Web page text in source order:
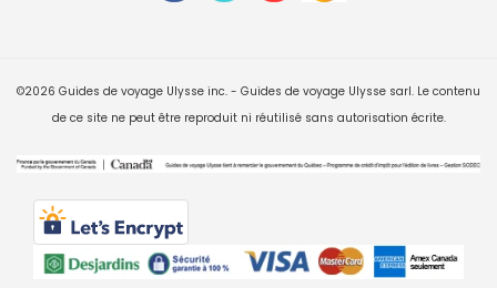
©2026 Guides de voyage Ulysse inc. - Guides de voyage Ulysse sarl. Le contenu
de ce site ne peut être reproduit ni réutilisé sans autorisation écrite.